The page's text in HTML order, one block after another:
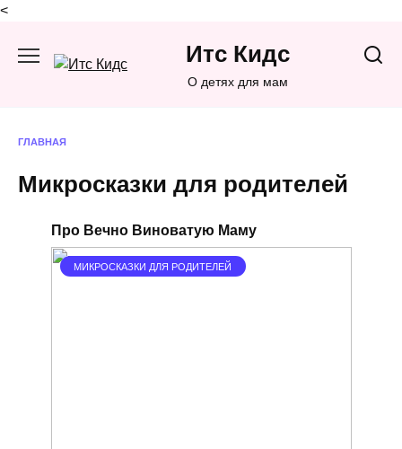
<
содержанию
Итс Кидс
О детях для мам
ГЛАВНАЯ
Микросказки для родителей
Про Вечно Виноватую Маму
МИКРОСКАЗКИ ДЛЯ РОДИТЕЛЕЙ